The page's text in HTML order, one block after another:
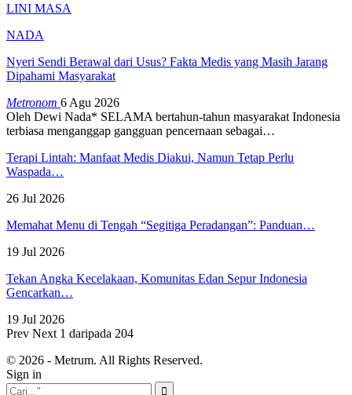
LINI MASA
NADA
Nyeri Sendi Berawal dari Usus? Fakta Medis yang Masih Jarang
Dipahami Masyarakat
Metronom 6 Agu 2026
Oleh Dewi Nada* SELAMA bertahun-tahun masyarakat Indonesia
terbiasa menganggap gangguan pencernaan sebagai…
Terapi Lintah: Manfaat Medis Diakui, Namun Tetap Perlu
Waspada…
26 Jul 2026
Memahat Menu di Tengah “Segitiga Peradangan”: Panduan…
19 Jul 2026
Tekan Angka Kecelakaan, Komunitas Edan Sepur Indonesia
Gencarkan…
19 Jul 2026
Prev Next 1 daripada 204
© 2026 - Metrum. All Rights Reserved.
Sign in